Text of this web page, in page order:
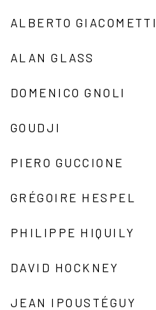
ALBERTO GIACOMETTI
ALAN GLASS
DOMENICO GNOLI
GOUDJI
PIERO GUCCIONE
GRÉGOIRE HESPEL
PHILIPPE HIQUILY
DAVID HOCKNEY
JEAN IPOUSTÉGUY